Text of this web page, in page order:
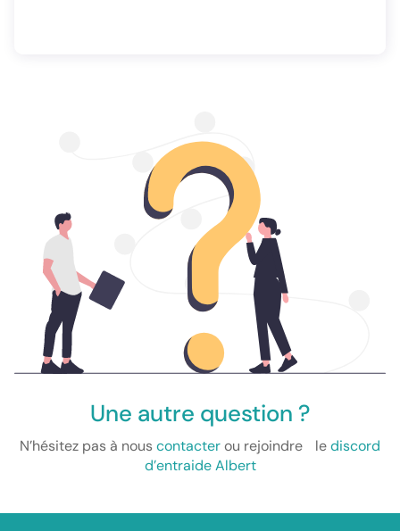
Une autre question ?
N’hésitez pas à nouscontacterou rejoindre lediscord
d’entraide Albert